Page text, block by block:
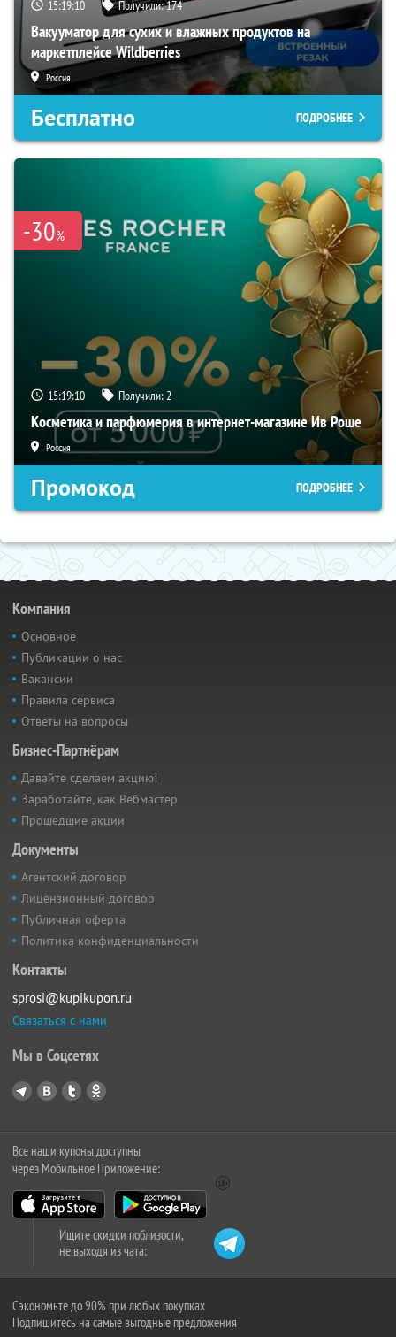
15:19:09 Получили:174
Вакууматор для сухих и влажных продуктов на
маркетплейсе Wildberries
Россия
Бесплатно ПОДРОБНЕЕ
-30%
15:19:09 Получили:2
Косметика и парфюмерия в интернет-магазине Ив Роше
Россия
Промокод ПОДРОБНЕЕ
Компания
Основное
Публикации о нас
Вакансии
Правила сервиса
Ответы на вопросы
Бизнес-Партнёрам
Давайте сделаем акцию!
Заработайте, как Вебмастер
Прошедшие акции
Документы
Агентский договор
Лицензионный договор
Публичная оферта
Политика конфиденциальности
Контакты
sprosi@kupikupon.ru
Связаться с нами
Мы в Соцсетях
Все наши купоны доступны
через Мобильное Приложение:
Ищите скидки поблизости,
не выходя из чата:
Сэкономьте до 90% при любых покупках
Подпишитесь на самые выгодные предложения